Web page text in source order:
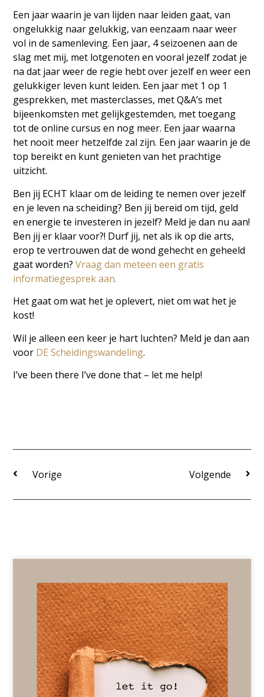
Een jaar waarin je van lijden naar leiden gaat, van
ongelukkig naar gelukkig, van eenzaam naar weer
vol in de samenleving. Een jaar, 4 seizoenen aan de
slag met mij, met lotgenoten en vooral jezelf zodat je
na dat jaar weer de regie hebt over jezelf en weer een
gelukkiger leven kunt leiden. Een jaar met 1 op 1
gesprekken, met masterclasses, met Q&A’s met
bijeenkomsten met gelijkgestemden, met toegang
tot de online cursus en nog meer. Een jaar waarna
het nooit meer hetzelfde zal zijn. Een jaar waarin je de
top bereikt en kunt genieten van het prachtige
uitzicht.
Ben jij ECHT klaar om de leiding te nemen over jezelf
en je leven na scheiding? Ben jij bereid om tijd, geld
en energie te investeren in jezelf? Meld je dan nu aan!
Ben jij er klaar voor?! Durf jij, net als ik op die arts,
erop te vertrouwen dat de wond gehecht en geheeld
gaat worden?Vraag dan meteen een gratis
informatiegesprek aan.
Het gaat om wat het je oplevert, niet om wat het je
kost!
Wil je alleen een keer je hart luchten? Meld je dan aan
voor DE Scheidingswandeling.
I’ve been there I’ve done that – let me help!
Vorige Volgende